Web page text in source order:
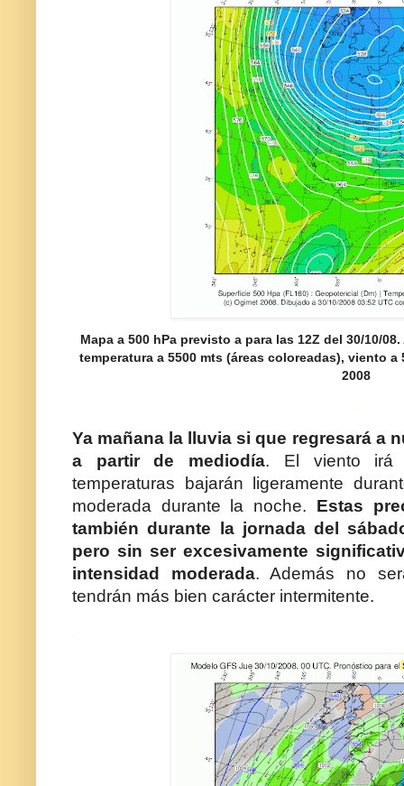
Mapa a 500 hPa previsto a para las 12Z del 30/10/
temperatura a 5500 mts (áreas coloreadas), viento
2008
.
Ya mañana la lluvia si que regresará a
a partir de mediodía. El viento irá
temperaturas bajarán ligeramente
moderada durante la noche. Estas
también durante la jornada del
pero sin ser excesivamente
intensidad moderada. Además no
tendrán más bien carácter intermitente.
.